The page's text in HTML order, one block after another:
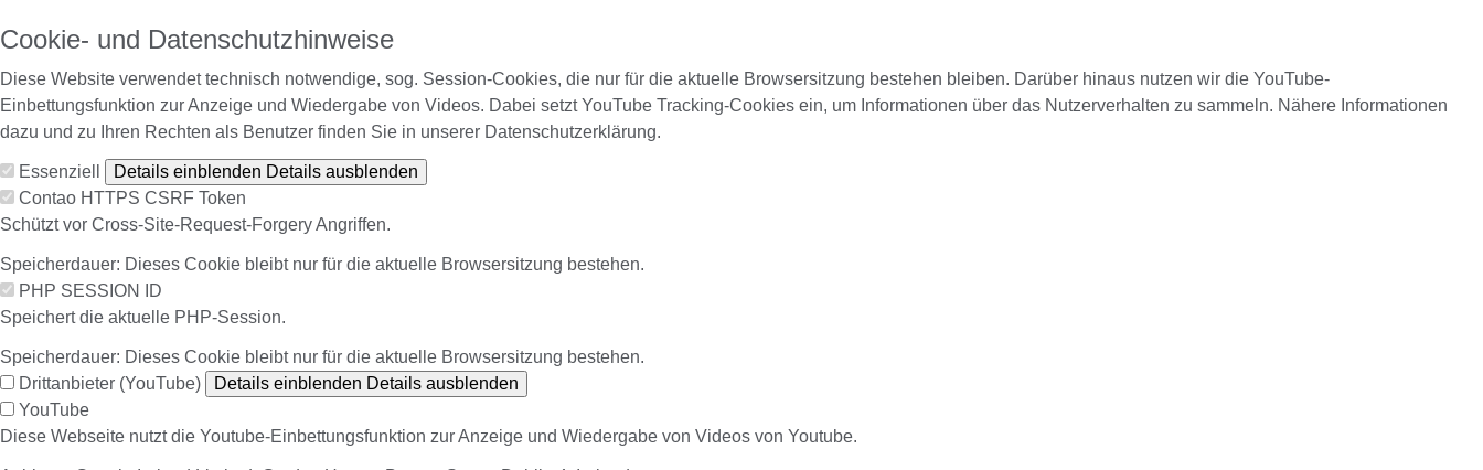
Cookie- und Datenschutzhinweise
Diese Website verwendet technisch notwendige, sog. Session-Cookies, die nur für die aktuelle Browsersitzung bestehen bleiben. Darüber hinaus nutzen wir die YouTube-
Einbettungsfunktion zur Anzeige und Wiedergabe von Videos. Dabei setzt YouTube Tracking-Cookies ein, um Informationen über das Nutzerverhalten zu sammeln. Nähere Informationen
dazu und zu Ihren Rechten als Benutzer finden Sie in unserer Datenschutzerklärung.
Essenziell Details einblenden Details ausblenden
Contao HTTPS CSRF Token
Schützt vor Cross-Site-Request-Forgery Angriffen.
Speicherdauer: Dieses Cookie bleibt nur für die aktuelle Browsersitzung bestehen.
PHP SESSION ID
Speichert die aktuelle PHP-Session.
Speicherdauer: Dieses Cookie bleibt nur für die aktuelle Browsersitzung bestehen.
Drittanbieter (YouTube)
Details einblenden Details ausblenden
YouTube
Diese Webseite nutzt die Youtube-Einbettungsfunktion zur Anzeige und Wiedergabe von Videos von Youtube.